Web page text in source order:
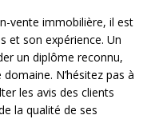
vente immobilière, il est
et son expérience. Un
un diplôme reconnu,
N’hésitez pas à
les avis des clients
la qualité de ses